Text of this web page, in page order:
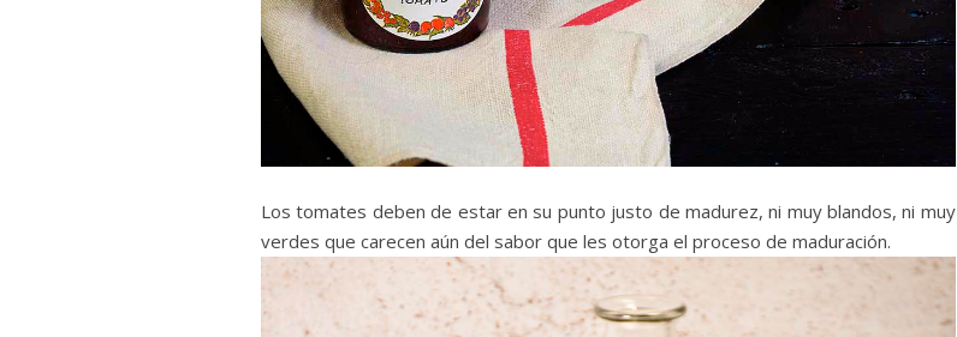
Los tomates deben de estar en su punto justo de madurez, ni muy blandos, ni muy
verdes que carecen aún del sabor que les otorga el proceso de maduración.